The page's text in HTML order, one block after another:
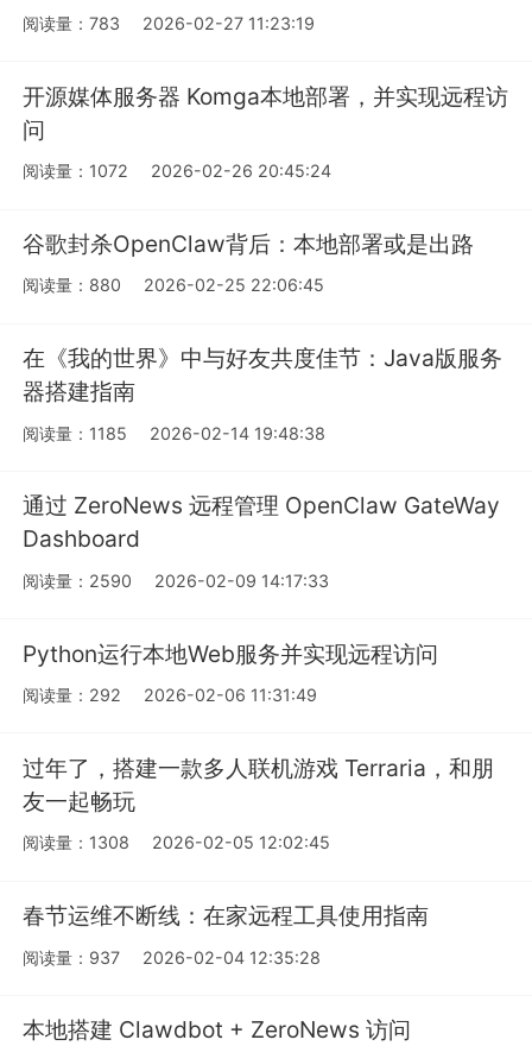
阅读量：783 2026-02-27 11:23:19
开源媒体服务器 Komga本地部署，并实现远程访
问
阅读量：1072 2026-02-26 20:45:24
谷歌封杀OpenClaw背后：本地部署或是出路
阅读量：880 2026-02-25 22:06:45
在《我的世界》中与好友共度佳节：Java版服务
器搭建指南
阅读量：1185 2026-02-14 19:48:38
通过 ZeroNews 远程管理 OpenClaw GateWay
Dashboard
阅读量：2590 2026-02-09 14:17:33
Python运行本地Web服务并实现远程访问
阅读量：292 2026-02-06 11:31:49
过年了，搭建一款多人联机游戏 Terraria，和朋
友一起畅玩
阅读量：1308 2026-02-05 12:02:45
春节运维不断线：在家远程工具使用指南
阅读量：937 2026-02-04 12:35:28
本地搭建 Clawdbot + ZeroNews 访问